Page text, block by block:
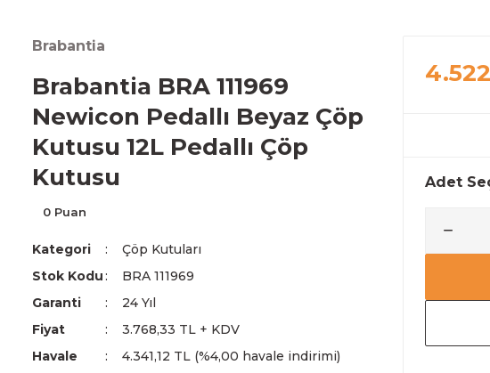
Brabantia
Brabantia BRA 111969
Newicon Pedallı Beyaz Çöp
Kutusu 12L Pedallı Çöp
Kutusu
0 Puan
Kategori
Çöp Kutuları
Stok Kodu
BRA 111969
Garanti
24 Yıl
Fiyat
3.768,33 TL + KDV
Havale
4.341,12 TL (%4,00 havale indirimi)
Adet